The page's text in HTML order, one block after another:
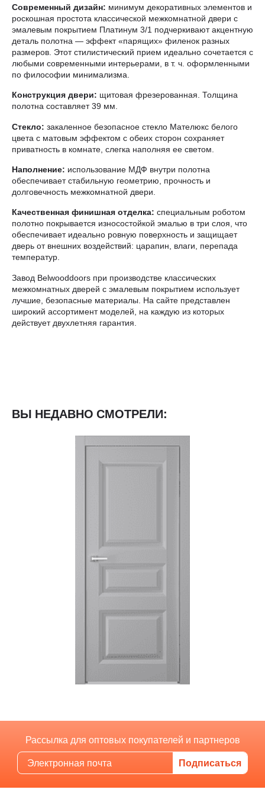
Современный дизайн: минимум декоративных элементов и
роскошная простота классической межкомнатной двери с
эмалевым покрытием Платинум 3/1 подчеркивают акцентную
деталь полотна — эффект «парящих» филенок разных
размеров. Этот стилистический прием идеально сочетается с
любыми современными интерьерами, в т. ч. оформленными
по философии минимализма.
Конструкция двери: щитовая фрезерованная. Толщина
полотна составляет 39 мм.
Стекло: закаленное безопасное стекло Мателюкс белого
цвета с матовым эффектом с обеих сторон сохраняет
приватность в комнате, слегка наполняя ее светом.
Наполнение: использование МДФ внутри полотна
обеспечивает стабильную геометрию, прочность и
долговечность межкомнатной двери.
Качественная финишная отделка: специальным роботом
полотно покрывается износостойкой эмалью в три слоя, что
обеспечивает идеально ровную поверхность и защищает
дверь от внешних воздействий: царапин, влаги, перепада
температур.
Завод Belwooddoors при производстве классических
межкомнатных дверей с эмалевым покрытием использует
лучшие, безопасные материалы. На сайте представлен
широкий ассортимент моделей, на каждую из которых
действует двухлетняя гарантия.
ВЫ НЕДАВНО СМОТРЕЛИ:
Рассылка для оптовых покупателей и партнеров